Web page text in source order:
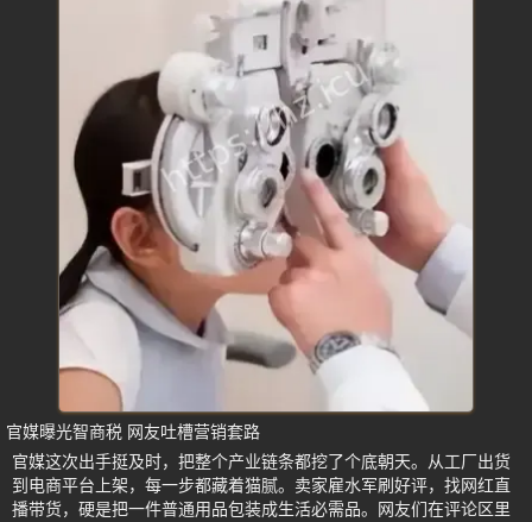
官媒曝光智商税 网友吐槽营销套路
官媒这次出手挺及时，把整个产业链条都挖了个底朝天。从工厂出货
到电商平台上架，每一步都藏着猫腻。卖家雇水军刷好评，找网红直
播带货，硬是把一件普通用品包装成生活必需品。网友们在评论区里